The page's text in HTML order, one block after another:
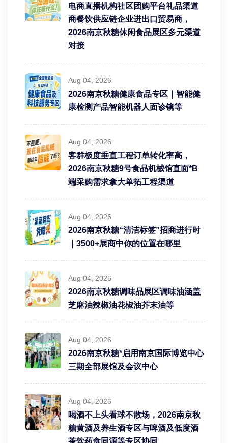
电商直播机构社区团购平台礼品渠道
商餐饮供应链企业进出口贸易商，
2026南京秋糖休闲食品展区多元渠道
对接
Aug 04, 2026
2026南京秋糖健康食品专区｜智能健
康检测产品智能机器人面诊镜等
Aug 04, 2026
客群极度垂直工程订单转化率高，
2026南京秋糖9号食品机械馆直面*B
端采购需求拿大单拓工程渠道
Aug 04, 2026
2026南京秋糖“清洁标签”招商进行时
｜3500+展商中你的位置在哪里
Aug 04, 2026
2026南京秋糖调味品展区调味油涵盖
芝麻油辣椒油花椒油芥末油等
Aug 04, 2026
2026南京秋糖*启用南京国际博览中心
三期全部展馆及会议中心
Aug 04, 2026
喝酒不上头看球不散场，2026南京秋
糖黄酒及养生酒专区与啤酒及低度酒
茶饮药食同源等专区协同